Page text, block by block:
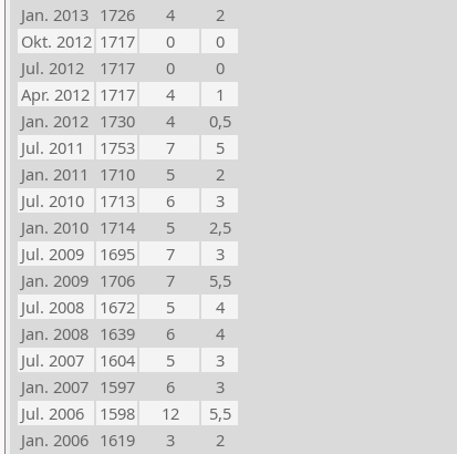
Jan. 2013 1726 4
2
Okt. 2012 1717 0
0
Jul. 2012
1717 0
0
Apr. 2012 1717 4
1
Jan. 2012 1730 4
0,5
Jul. 2011
1753 7
5
Jan. 2011
1710 5
2
Jul. 2010
1713 6
3
Jan. 2010 1714 5
2,5
Jul. 2009
1695 7
3
Jan. 2009 1706 7
5,5
Jul. 2008
1672 5
4
Jan. 2008 1639 6
4
Jul. 2007
1604 5
3
Jan. 2007 1597 6
3
Jul. 2006
1598 12
5,5
Jan. 2006 1619 3
2